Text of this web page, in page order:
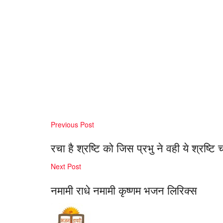
Previous Post
रचा है श्रष्टि को जिस प्रभु ने वही ये श्रष्टि
Next Post
नमामी राधे नमामी कृष्णम भजन लिरिक्स